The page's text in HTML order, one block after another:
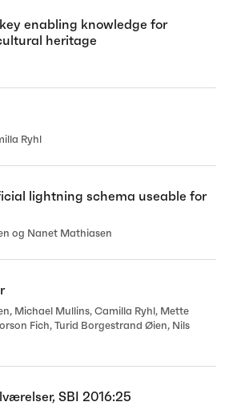
enabling knowledge for
heritage
Ryhl
lightning schema useable for
og Nanet Mathiasen
Michael Mullins, Camilla Ryhl, Mette
Fich, Turid Borgestrand Øien, Nils
SBI 2016:25